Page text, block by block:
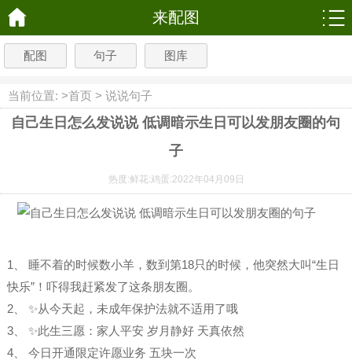
来配图
配图 句子 图库
当前位置: >首页 > 说说句子
自己生日怎么发说说 低调暗示生日可以发朋友圈的句
子
热度:鲜花:鸡蛋:2022年04月09日
1、 睡不着的时候数小羊，数到第18只的时候，他突然大叫“生日
快乐”！吓得我赶紧发了这条朋友圈。
2、 ✨从今天起，未成年保护法就不适用了哦
3、 ✨此生三愿：家人平安 岁月静好 天真依然
4、 今日开通限定许愿业务 五块一次